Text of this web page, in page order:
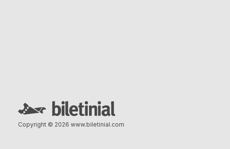
Copyright © 2026 www.biletinial.com